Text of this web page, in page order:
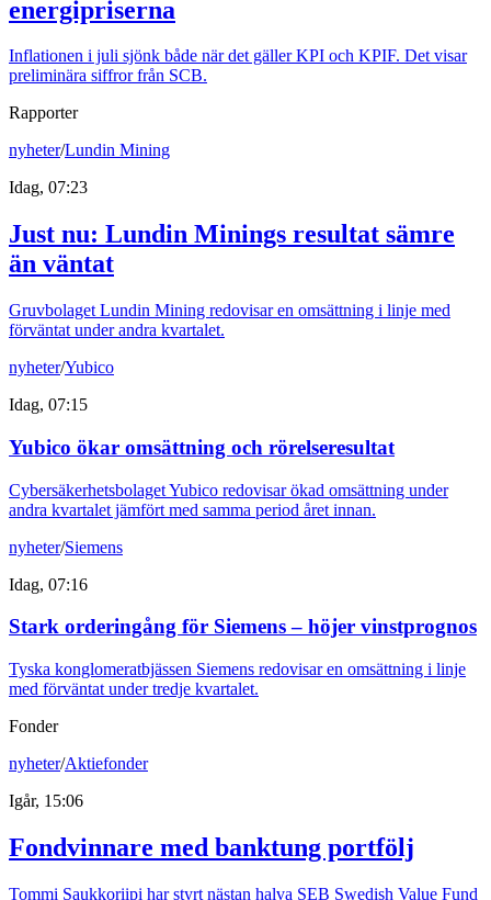
energipriserna
Inflationen i juli sjönk både när det gäller KPI och KPIF. Det visar
preliminära siffror från SCB.
Rapporter
nyheter/Lundin Mining
Idag, 07:23
Just nu: Lundin Minings resultat sämre
än väntat
Gruvbolaget Lundin Mining redovisar en omsättning i linje med
förväntat under andra kvartalet.
nyheter/Yubico
Idag, 07:15
Yubico ökar omsättning och rörelseresultat
Cybersäkerhetsbolaget Yubico redovisar ökad omsättning under
andra kvartalet jämfört med samma period året innan.
nyheter/Siemens
Idag, 07:16
Stark orderingång för Siemens – höjer vinstprognos
Tyska konglomeratbjässen Siemens redovisar en omsättning i linje
med förväntat under tredje kvartalet.
Fonder
nyheter/Aktiefonder
Igår, 15:06
Fondvinnare med banktung portfölj
Tommi Saukkoriipi har styrt nästan halva SEB Swedish Value Fund